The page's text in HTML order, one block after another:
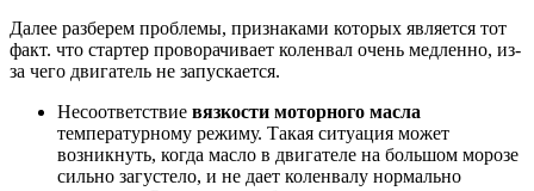
Далее разберем проблемы, признаками которых является тот
факт. что стартер проворачивает коленвал очень медленно, из-
за чего двигатель не запускается.
Несоответствие вязкости моторного масла
температурному режиму. Такая ситуация может
возникнуть, когда масло в двигателе на большом морозе
сильно загустело, и не дает коленвалу нормально